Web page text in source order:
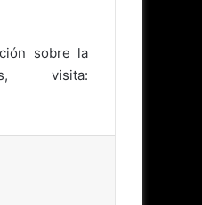
sobre la
visita: